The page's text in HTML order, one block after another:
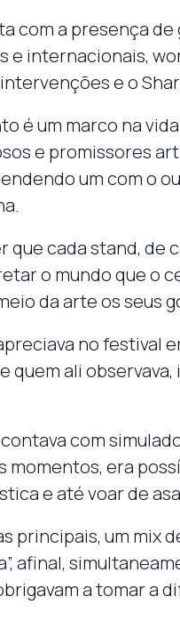
com a presença
e internacionais,
e o
é um marco na
e promissores
um com o
cada stand, de
o mundo que o
da arte os seus
no festival
quem ali
com
momentos, era
e até voar de
principais, um mix
afinal,
a tomar a